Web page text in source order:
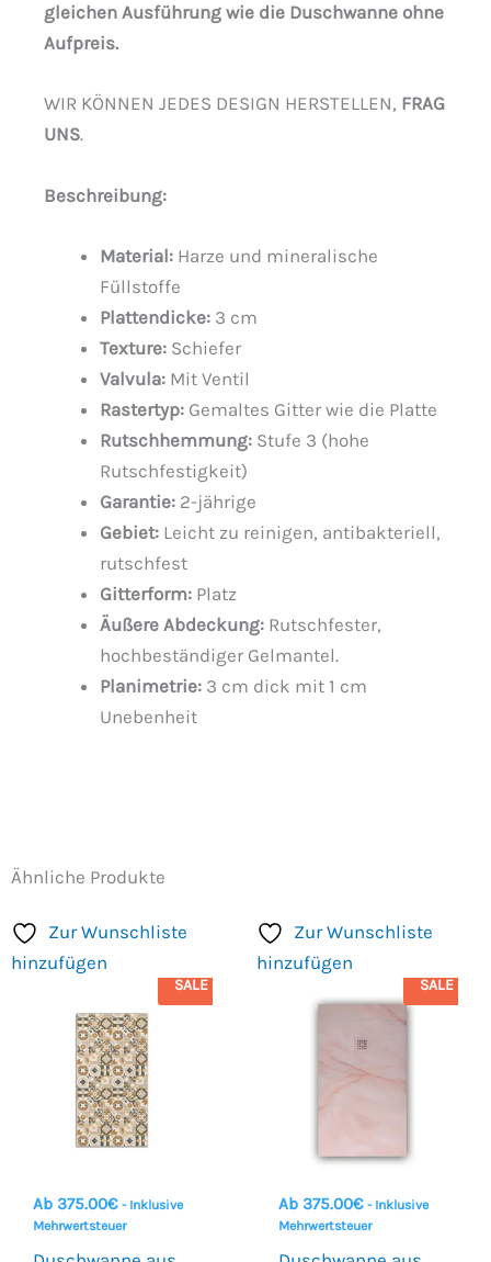
gleichen Ausführung wie die Duschwanne ohne
Aufpreis.
WIR KÖNNEN JEDES DESIGN HERSTELLEN, FRAG
UNS.
Beschreibung:
Material: Harze und mineralische
Füllstoffe
Plattendicke: 3 cm
Texture: Schiefer
Valvula: Mit Ventil
Rastertyp: Gemaltes Gitter wie die Platte
Rutschhemmung: Stufe 3 (hohe
Rutschfestigkeit)
Garantie: 2-jährige
Gebiet: Leicht zu reinigen, antibakteriell,
rutschfest
Gitterform: Platz
Äußere Abdeckung: Rutschfester,
hochbeständiger Gelmantel.
Planimetrie: 3 cm dick mit 1 cm
Unebenheit
Ähnliche Produkte
Zur Wunschliste
hinzufügen
SALE
Ab 375.00€ - Inklusive
Mehrwertsteuer
Zur Wunschliste
hinzufügen
SALE
Ab 375.00€ - Inklusive
Mehrwertsteuer